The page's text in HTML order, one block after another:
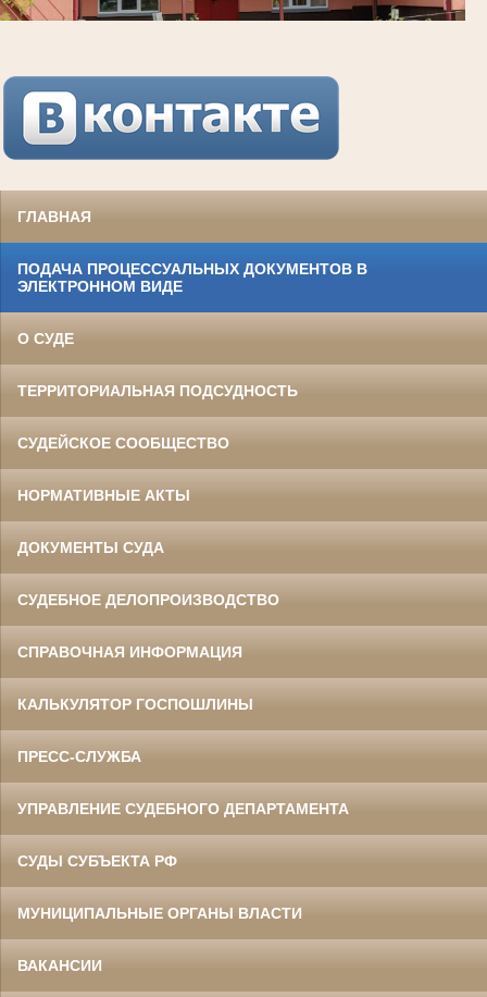
ГЛАВНАЯ
ПОДАЧА ПРОЦЕССУАЛЬНЫХ ДОКУМЕНТОВ В
ЭЛЕКТРОННОМ ВИДЕ
О СУДЕ
ТЕРРИТОРИАЛЬНАЯ ПОДСУДНОСТЬ
СУДЕЙСКОЕ СООБЩЕСТВО
НОРМАТИВНЫЕ АКТЫ
ДОКУМЕНТЫ СУДА
СУДЕБНОЕ ДЕЛОПРОИЗВОДСТВО
СПРАВОЧНАЯ ИНФОРМАЦИЯ
КАЛЬКУЛЯТОР ГОСПОШЛИНЫ
ПРЕСС-СЛУЖБА
УПРАВЛЕНИЕ СУДЕБНОГО ДЕПАРТАМЕНТА
СУДЫ СУБЪЕКТА РФ
МУНИЦИПАЛЬНЫЕ ОРГАНЫ ВЛАСТИ
ВАКАНСИИ